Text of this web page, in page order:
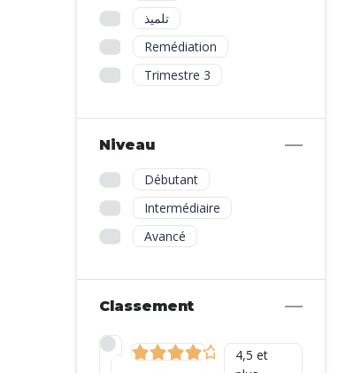
تلميذ
Remédiation
Trimestre 3
Niveau
Débutant
Intermédiaire
Avancé
Classement
4,5 et